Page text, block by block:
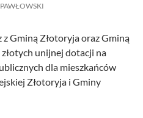
Gminą Złotoryja oraz Gminą
unijnej dotacji na
dla mieszkańców
Złotoryja i Gminy